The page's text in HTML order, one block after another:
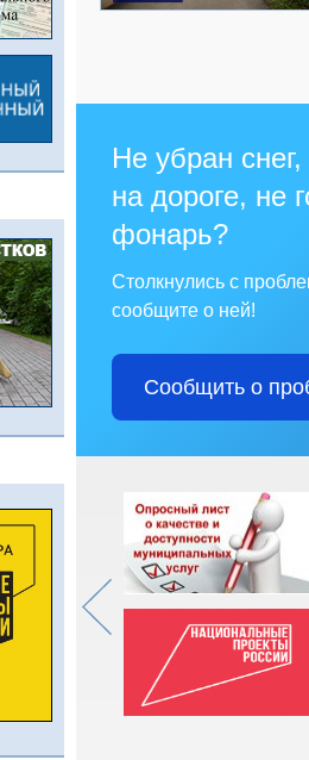
Не убран
на дороге, не
фонарь?
Столкнулись с
сообщите о ней!
Сообщить о